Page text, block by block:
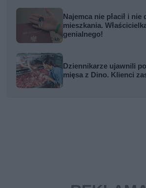
Najemca nie płacił i nie
mieszkania.
genialnego!
Dziennikarze ujawnili
mięsa z Dino. Klienci